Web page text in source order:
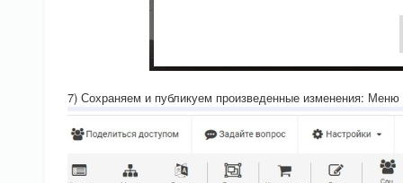
7) Сохраняем и публикуем произведенные изменения: